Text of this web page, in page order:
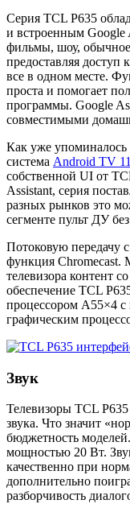
Серия TCL P635
и встроенным
фильмы, шоу, обычное
предоставляя доступ
все в одном месте.
проста и помогает
программы. Google
совместимыми
Как уже
система Android TV 11
собственной UI от
Assistant, серия
разных рынков это
сегменте пульт ДУ
Потоковую передачу
функция Chromecast.
телевизора контент
обеспечение TCL
процессором A55×4
графическим
Звук
Телевизоры TCL
звука. Что значит
бюджетность
мощностью 20 Вт.
качественно при
дополнительно
разборчивость